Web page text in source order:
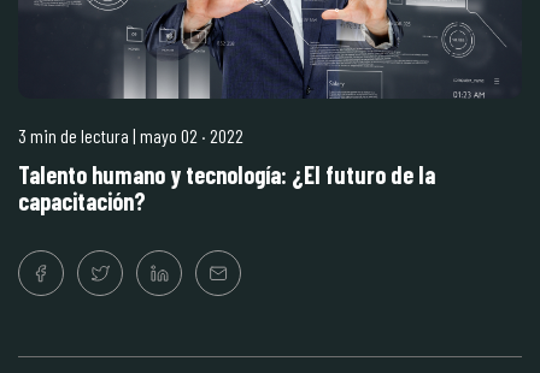
3 min de lectura | mayo 02 · 2022
Talento humano y tecnología: ¿El futuro de la
capacitación?